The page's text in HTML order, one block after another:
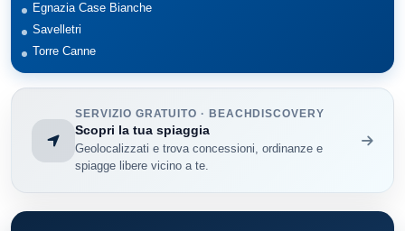
Egnazia Case Bianche
Savelletri
Torre Canne
SERVIZIO GRATUITO · BEACHDISCOVERY
Scopri la tua spiaggia
Geolocalizzati e trova concessioni, ordinanze e
spiagge libere vicino a te.